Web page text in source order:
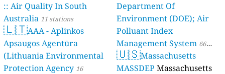
:: Air Quality In South
Australia 11 stations
🇱🇹AAA - Aplinkos
Apsaugos Agentūra
(Lithuania Environmental
Protection Agency 16
Department Of
Environment (DOE); Air
Polluant Index
Management System 66
stations
🇺🇸Massachusetts
MASSDEP Massachusetts